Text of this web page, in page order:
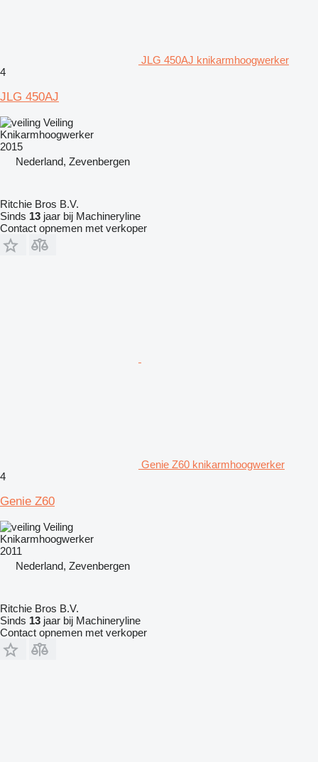
JLG 450AJ knikarmhoogwerker
4
JLG 450AJ
Veiling
Knikarmhoogwerker
2015
Nederland, Zevenbergen
Ritchie Bros B.V.
Sinds 13 jaar bij Machineryline
Contact opnemen met verkoper
Genie Z60 knikarmhoogwerker
4
Genie Z60
Veiling
Knikarmhoogwerker
2011
Nederland, Zevenbergen
Ritchie Bros B.V.
Sinds 13 jaar bij Machineryline
Contact opnemen met verkoper